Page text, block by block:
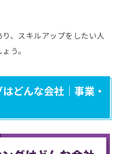
、スキルアップをしたい人
う。
どんな会社｜事業・